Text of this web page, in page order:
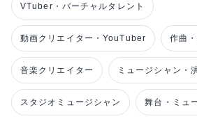
VTuber・バーチャルタレント
動画クリエイター・YouTuber 作曲
音楽クリエイター ミュージシャン・
スタジオミュージシャン 舞台・ミュ